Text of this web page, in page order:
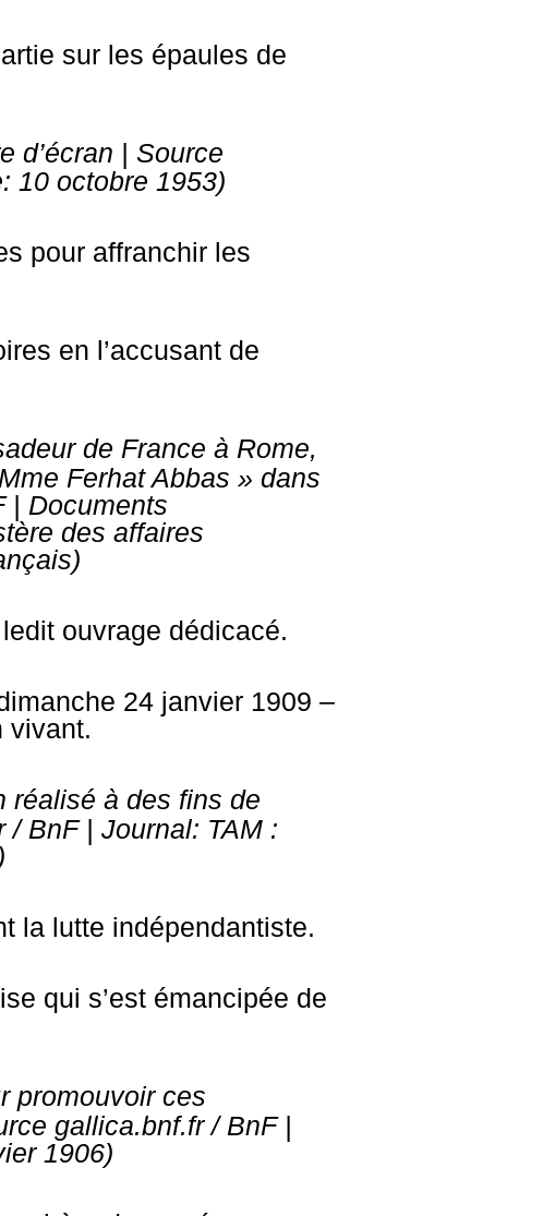
sur les épaules de
d’écran | Source
10 octobre 1953)
pour affranchir les
en l’accusant de
de France à Rome,
Ferhat Abbas » dans
| Documents
des affaires
ouvrage dédicacé.
24 janvier 1909 –
vivant.
réalisé à des fins de
/ BnF | Journal: TAM :
la lutte indépendantiste.
qui s’est émancipée de
promouvoir ces
gallica.bnf.fr / BnF |
1906)